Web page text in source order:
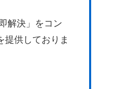
解決」をコン
提供しておりま